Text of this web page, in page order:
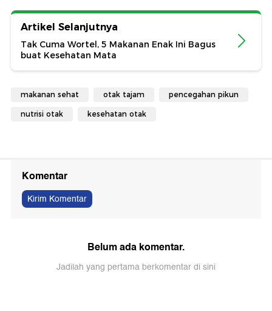
Artikel Selanjutnya
Tak Cuma Wortel, 5 Makanan Enak Ini Bagus
buat Kesehatan Mata
makanan sehat otak tajam pencegahan pikun
nutrisi otak kesehatan otak
Komentar
Kirim Komentar
Belum ada komentar.
Jadilah yang pertama berkomentar di sini